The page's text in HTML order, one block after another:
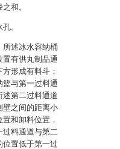
和。
。
所述冰水容纳桶
置有供丸制品通
形成有料斗；
篮与第一过料通
述第二过料通道
壁之间的距离小
和卸料位置，
过料通道与第二
位置低于第一过